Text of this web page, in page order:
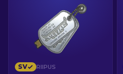
SV RIIPUS